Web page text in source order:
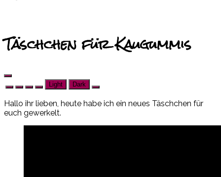
Täschchen für Kaugummis
Light Dark
Hallo ihr lieben, heute habe ich ein neues Täschchen für
euch gewerkelt.